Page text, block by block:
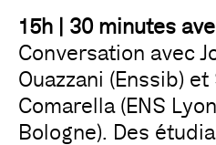
15h | 30 minutes
Conversation avec
Ouazzani (Enssib)
Comarella (ENS
Bologne). Des